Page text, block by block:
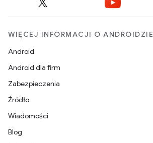
WIĘCEJ INFORMACJI O ANDROIDZIE
Android
Android dla firm
Zabezpieczenia
Źródło
Wiadomości
Blog